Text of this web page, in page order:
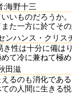
:海野十三
いものだろうか
た一方に於てそ
ンハンス・クリス
性は十分に備は
て冷に兼ねて極
田滋
るのも消化であ
の人間に生きる